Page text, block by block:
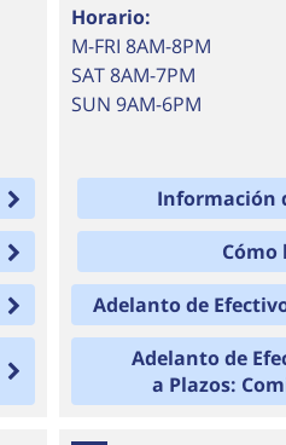
Horario:
M-FRI 8AM-8PM
SAT 8AM-7PM
SUN 9AM-6PM
Información
Cómo
Adelanto de
Adelanto de
a Plazos: